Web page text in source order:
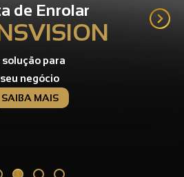
de Enrolar
solução para
seu negócio
SAIBA MAIS